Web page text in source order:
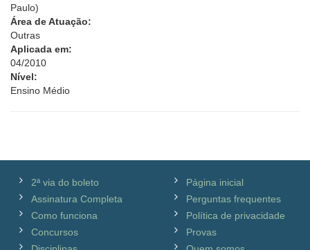
Paulo)
Área de Atuação:
Outras
Aplicada em:
04/2010
Nível:
Ensino Médio
2ª via do boleto
Assinatura Completa
Como funciona
Concursos
Página inicial
Perguntas frequentes
Política de privacidade
Provas